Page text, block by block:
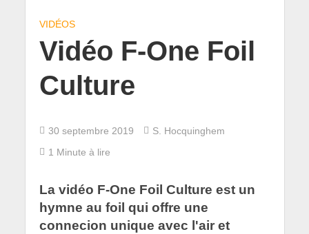
VIDÉOS
Vidéo F-One Foil
Culture
30 septembre 2019
S. Hocquinghem
1 Minute à lire
La vidéo F-One Foil Culture est un
hymne au foil qui offre une
connecion unique avec l'air et